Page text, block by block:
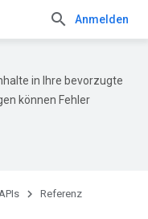
Anmelden
in Ihre bevorzugte
können Fehler
Referenz